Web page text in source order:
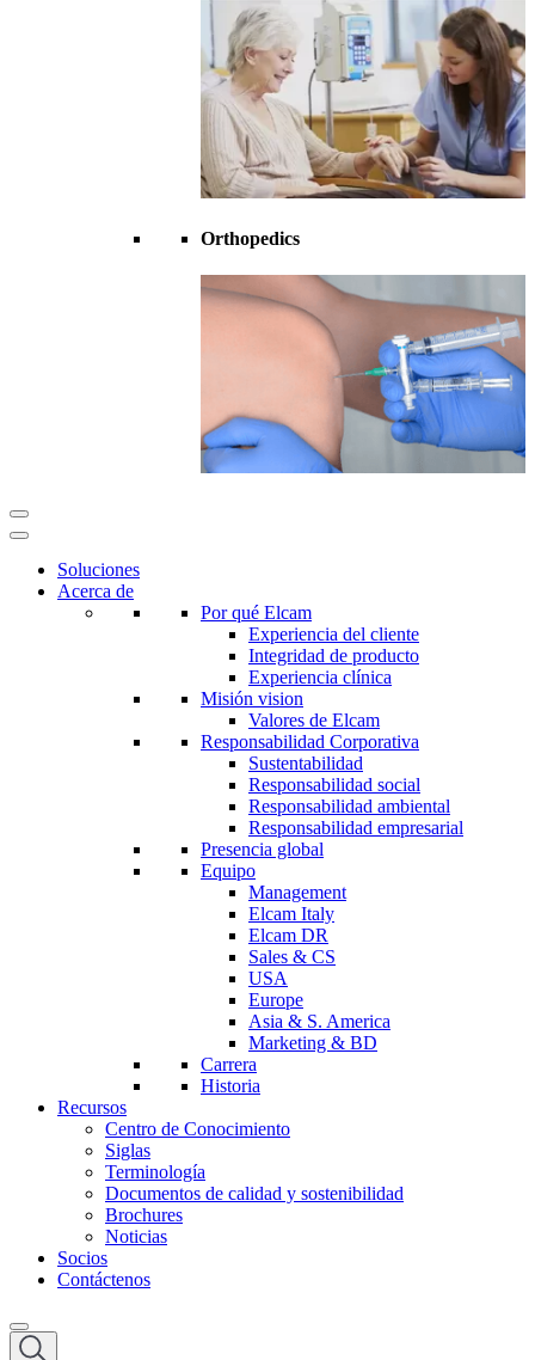
Orthopedics
Soluciones
Acerca de
Por qué Elcam
Experiencia del cliente
Integridad de producto
Experiencia clínica
Misión vision
Valores de Elcam
Responsabilidad Corporativa
Sustentabilidad
Responsabilidad social
Responsabilidad ambiental
Responsabilidad empresarial
Presencia global
Equipo
Management
Elcam Italy
Elcam DR
Sales & CS
USA
Europe
Asia & S. America
Marketing & BD
Carrera
Historia
Recursos
Centro de Conocimiento
Siglas
Terminología
Documentos de calidad y sostenibilidad
Brochures
Noticias
Socios
Contáctenos